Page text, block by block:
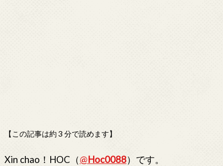
【この記事は約 3 分で読めます】
Xin chao！HOC（@Hoc0088）です。